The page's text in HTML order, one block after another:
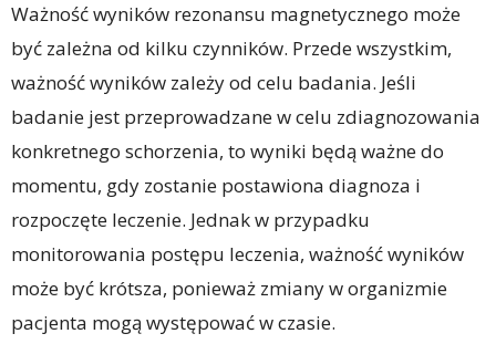
Ważność wyników rezonansu magnetycznego może
być zależna od kilku czynników. Przede wszystkim,
ważność wyników zależy od celu badania. Jeśli
badanie jest przeprowadzane w celu zdiagnozowania
konkretnego schorzenia, to wyniki będą ważne do
momentu, gdy zostanie postawiona diagnoza i
rozpoczęte leczenie. Jednak w przypadku
monitorowania postępu leczenia, ważność wyników
może być krótsza, ponieważ zmiany w organizmie
pacjenta mogą występować w czasie.